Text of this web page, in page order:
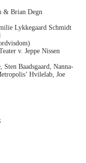
& Brian Degn
Lykkegaard Schmidt
v. Jeppe Nissen
Baadsgaard, Nanna-
Hvilelab, Joe